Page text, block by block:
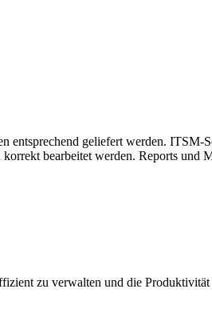
entsprechend geliefert werden.
bearbeitet werden. Reports und
zu verwalten und die Produktivität